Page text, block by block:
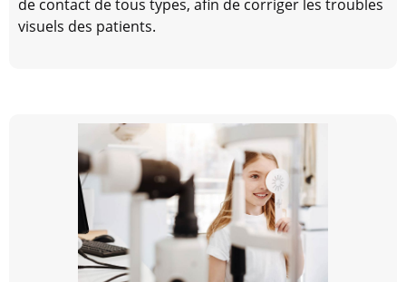
de contact de tous types, afin de corriger les troubles
visuels des patients.